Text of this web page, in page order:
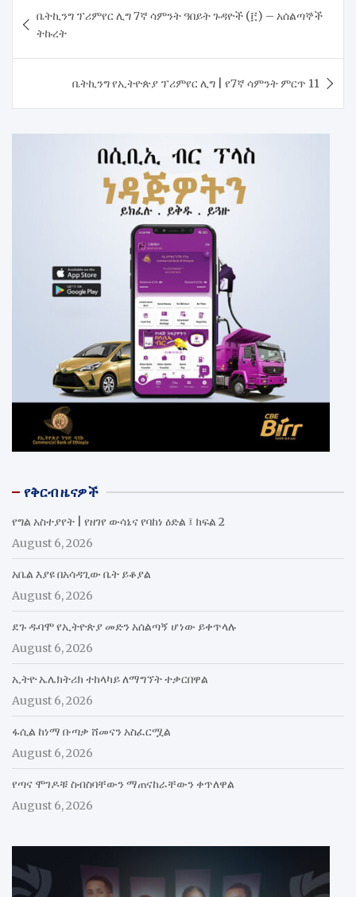
navigation
ቤትኪንግ ፕሪምየር ሊግ 7ኛ ሳምንት ዓበይት ጉዳዮች (፫) – አሰልጣኞች
ትኩረት
ቤትኪንግ የኢትዮጵያ ፕሪምየር ሊግ | የ7ኛ ሳምንት ምርጥ 11
የቅርብ ዜናዎች
የግል አስተያየት | የዘገየ ውሳኔና የባከነ ዕድል ፤ ክፍል 2
August 6, 2026
አቤል እያዩ በአሳዳጊው ቤት ይቆያል
August 6, 2026
ደጉ ዱባሞ የኢትዮጵያ መድን አሰልጣኝ ሆነው ይቀጥላሉ
August 6, 2026
ኢትዮ ኤሌክትሪክ ተከላካይ ለማግኘት ተቃርበዋል
August 6, 2026
ፋሲል ከነማ ቡጣቃ ሸመናን አስፈርሟል
August 6, 2026
የጣና ሞገዶቹ ስብስባቸውን ማጠናከራቸውን ቀጥለዋል
August 6, 2026